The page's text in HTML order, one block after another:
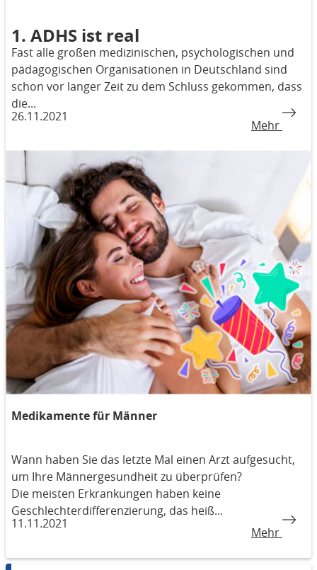
1. ADHS ist real
Fast alle großen medizinischen, psychologischen und
pädagogischen Organisationen in Deutschland sind
schon vor langer Zeit zu dem Schluss gekommen, dass
die...
26.11.2021
Mehr
Medikamente für Männer
Wann haben Sie das letzte Mal einen Arzt aufgesucht,
um Ihre Männergesundheit zu überprüfen?
Die meisten Erkrankungen haben keine
Geschlechterdifferenzierung, das heiß...
11.11.2021
Mehr